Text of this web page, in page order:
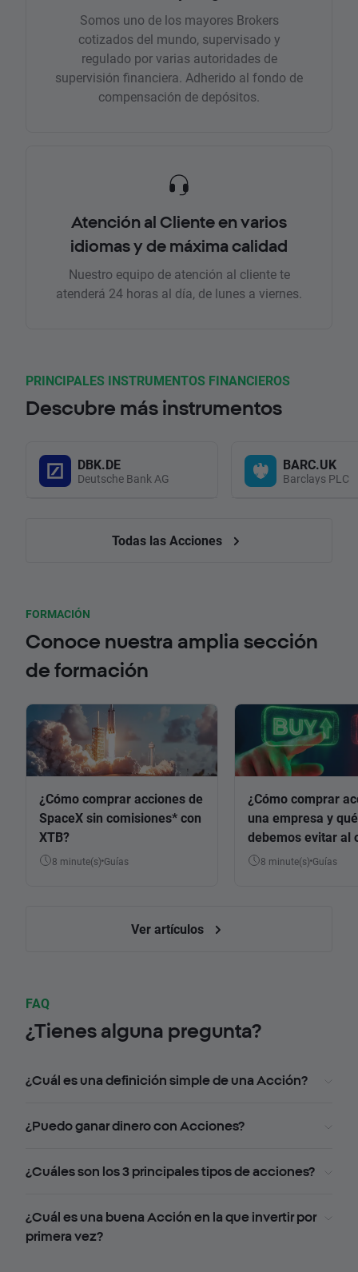
Somos uno de los mayores Brokers
cotizados del mundo, supervisado y
regulado por varias autoridades de
supervisión financiera. Adherido al fondo de
compensación de depósitos.
Atención al Cliente en varios
idiomas y de máxima calidad
Nuestro equipo de atención al cliente te
atenderá 24 horas al día, de lunes a viernes.
PRINCIPALES INSTRUMENTOS FINANCIEROS
Descubre más instrumentos
DBK.DE
Deutsche Bank AG
BARC.UK
Barclays PLC
Todas las Acciones
FORMACIÓN
Conoce nuestra amplia sección
de formación
¿Cómo comprar acciones de
SpaceX sin comisiones* con
XTB?
8 minute(s) Guías
¿Cómo comprar
una empresa y
debemos evitar al
8 minute(s) Guías
Ver artículos
FAQ
¿Tienes alguna pregunta?
¿Cuál es una definición simple de una Acción?
¿Puedo ganar dinero con Acciones?
¿Cuáles son los 3 principales tipos de acciones?
¿Cuál es una buena Acción en la que invertir por
primera vez?